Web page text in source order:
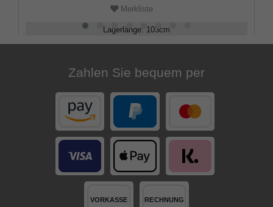
Merkliste
Lagerlänge: 103cm
Zahlen Sie bequem per